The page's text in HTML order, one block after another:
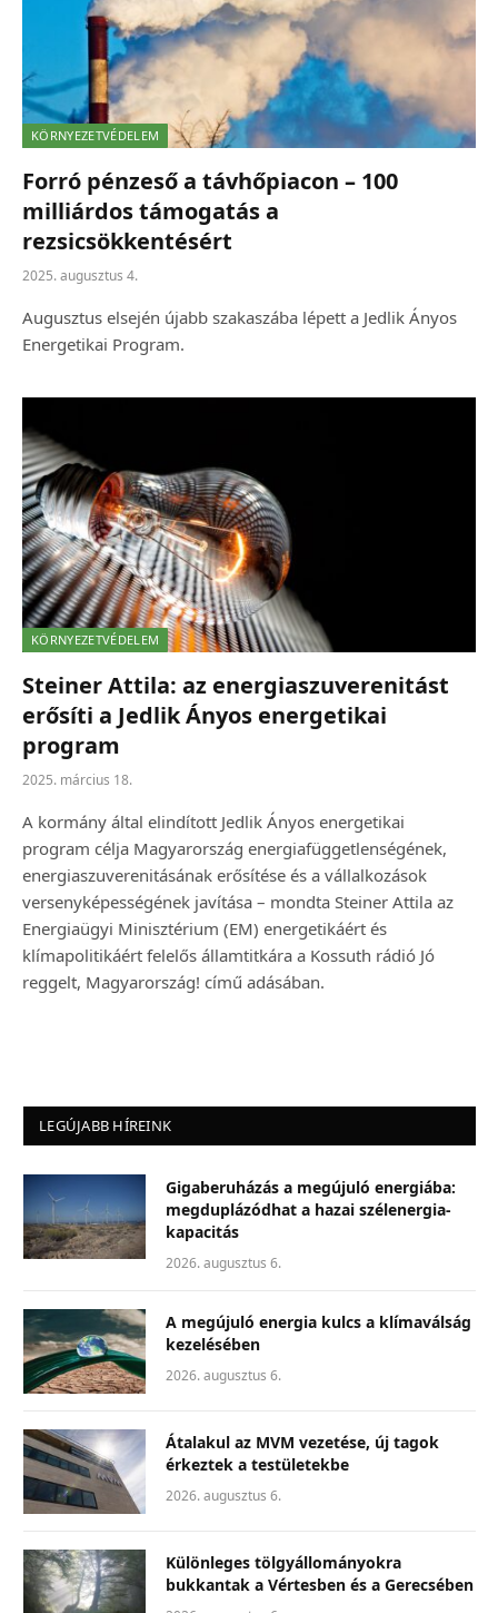
KÖRNYEZETVÉDELEM
Forró pénzeső a távhőpiacon – 100
milliárdos támogatás a
rezsicsökkentésért
2025. augusztus 4.
Augusztus elsején újabb szakaszába lépett a Jedlik Ányos
Energetikai Program.
KÖRNYEZETVÉDELEM
Steiner Attila: az energiaszuverenitást
erősíti a Jedlik Ányos energetikai
program
2025. március 18.
A kormány által elindított Jedlik Ányos energetikai
program célja Magyarország energiafüggetlenségének,
energiaszuverenitásának erősítése és a vállalkozások
versenyképességének javítása – mondta Steiner Attila az
Energiaügyi Minisztérium (EM) energetikáért és
klímapolitikáért felelős államtitkára a Kossuth rádió Jó
reggelt, Magyarország! című adásában.
LEGÚJABB HÍREINK
Gigaberuházás a megújuló energiába:
megduplázódhat a hazai szélenergia-
kapacitás
2026. augusztus 6.
A megújuló energia kulcs a klímaválság
kezelésében
2026. augusztus 6.
Átalakul az MVM vezetése, új tagok
érkeztek a testületekbe
2026. augusztus 6.
Különleges tölgyállományokra
bukkantak a Vértesben és a Gerecsében